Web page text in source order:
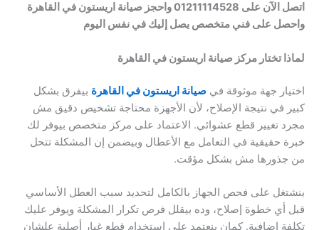
اتصل الآن على 01211114528 واحجز صيانة اريستون في القاهرة
واحصل على فني متخصص يصل إليك في نفس اليوم
لماذا تختار مركز صيانة اريستون في القاهرة
اختيار جهة موثوقة في صيانة اريستون في القاهرة بيفرق بشكل
كبير في نتيجة الإصلاح، لأن الأجهزة محتاجة تشخيص دقيق مش
مجرد تغيير قطع عشوائي. الاعتماد على مركز متخصص بيوفر لك
خبرة حقيقية في التعامل مع الأعطال وبيضمن إن المشكلة تتحل
من جذورها مش بشكل مؤقت.
بنشتغل على فحص الجهاز بالكامل لتحديد سبب العطل الأساسي
قبل أي خطوة إصلاح، وده بيقلل فرص تكرار المشكلة ويوفر عليك
تكلفة إضافية. كمان بنعتمد على استخدام قطع غيار أصلية علشان